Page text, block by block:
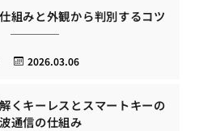
組みと外観から判別するコツ
2026.03.06
くキーレスとスマートキーの
通信の仕組み